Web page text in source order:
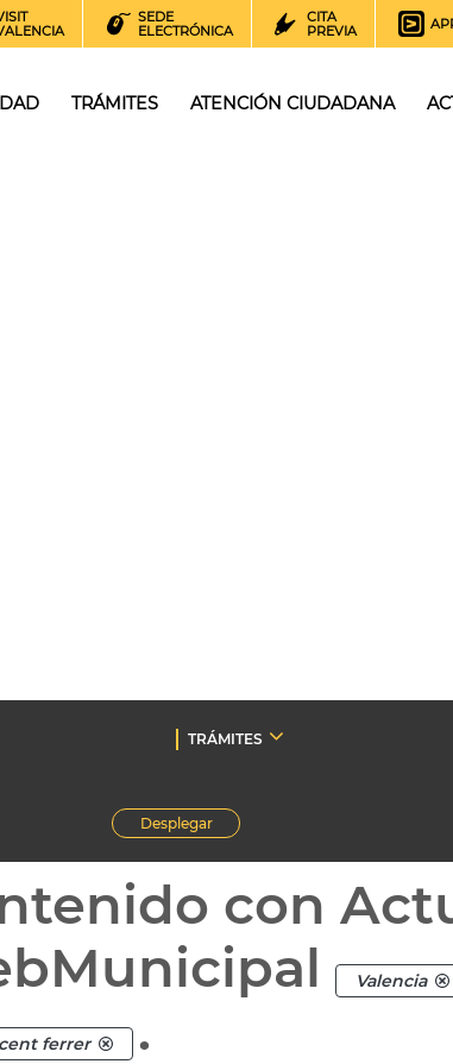
SEDE
ELECTRÓNICA
CITA
PREVIA
TRÁMITES ATENCIÓN CIUDADANA
TRÁMITES
Desplegar
con
Valencia
ferrer .